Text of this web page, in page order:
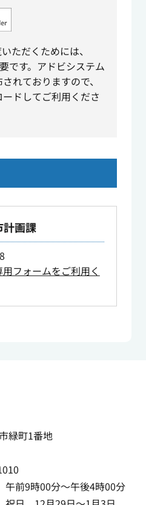
ただくためには、
です。アドビシステム
れておりますので、
ドしてご利用くださ
画課
フォームをご利用く
緑町1番地
前9時00分～午後4時00分